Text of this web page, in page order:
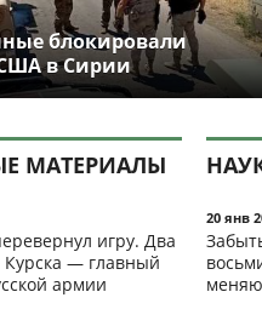
блокировали
в Сирии
МАТЕРИАЛЫ
игру. Два
Курска — главный
армии
20 янв